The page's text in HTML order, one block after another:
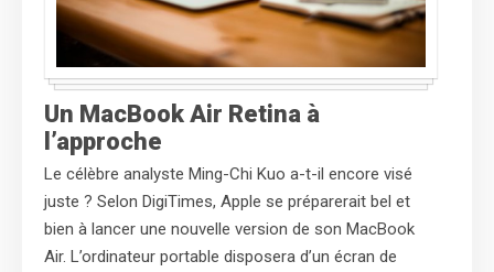
Un MacBook Air Retina à
l’approche
Le célèbre analyste Ming-Chi Kuo a-t-il encore visé
juste ? Selon DigiTimes, Apple se préparerait bel et
bien à lancer une nouvelle version de son MacBook
Air. L’ordinateur portable disposera d’un écran de